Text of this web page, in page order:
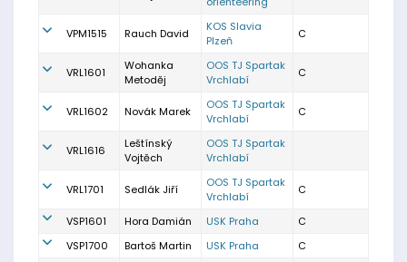
VPM1515 Rauch David
KOS Slavia
Plzeň
C
VRL1601
Wohanka
Metoděj
OOS TJ Spartak
Vrchlabí
C
VRL1602 Novák Marek
OOS TJ Spartak
Vrchlabí
C
VRL1616
Leštínský
Vojtěch
OOS TJ Spartak
Vrchlabí
VRL1701 Sedlák Jiří
OOS TJ Spartak
Vrchlabí
C
VSP1601 Hora Damián USK Praha
C
VSP1700
Bartoš Martin USK Praha C